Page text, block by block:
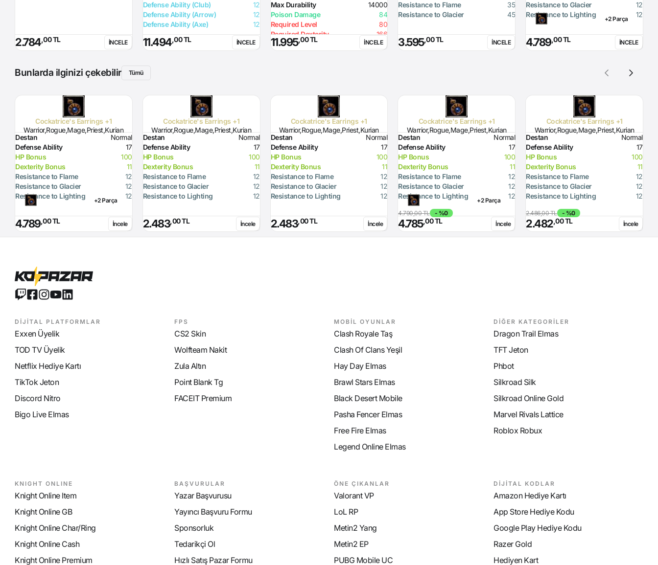
2.784,00 TL İNCELE
Defense Ability (Club)
12
Defense Ability (Arrow)
12
Defense Ability (Axe)
12
11.494,00 TL İNCELE
Max Durability
14000
Poison Damage
84
Required Level
80
Required Dexterity
166
11.995,00 TL İNCELE
Resistance to Flame
35
Resistance to Glacier
45
3.595,00 TL İNCELE
Resistance to Glacier
12
Resistance to Lighting
12
+2 Parça
4.789,00 TL İNCELE
Bunlarda ilginizi çekebilir Tümü
Cockatrice's Earrings +1
Warrior,Rogue,Mage,Priest,Kurian
Destan
Normal
Defense Ability
17
HP Bonus
100
Dexterity Bonus
11
Resistance to Flame
12
Resistance to Glacier
12
Resistance to Lighting
12
+2 Parça
4.789,00 TL İncele
Cockatrice's Earrings +1
Warrior,Rogue,Mage,Priest,Kurian
Destan
Normal
Defense Ability
17
HP Bonus
100
Dexterity Bonus
11
Resistance to Flame
12
Resistance to Glacier
12
Resistance to Lighting
12
2.483,00 TL İncele
Cockatrice's Earrings +1
Warrior,Rogue,Mage,Priest,Kurian
Destan
Normal
Defense Ability
17
HP Bonus
100
Dexterity Bonus
11
Resistance to Flame
12
Resistance to Glacier
12
Resistance to Lighting
12
2.483,00 TL İncele
Cockatrice's Earrings +1
Warrior,Rogue,Mage,Priest,Kurian
Destan
Normal
Defense Ability
17
HP Bonus
100
Dexterity Bonus
11
Resistance to Flame
12
Resistance to Glacier
12
Resistance to Lighting
12
+2 Parça
4.790,00 TL
- %0
4.785,00 TL İncele
Cockatrice's Earrings +1
Warrior,Rogue,Mage,Priest,Kurian
Destan
Normal
Defense Ability
17
HP Bonus
100
Dexterity Bonus
11
Resistance to Flame
12
Resistance to Glacier
12
Resistance to Lighting
12
2.486,00 TL - %0
2.482,00 TL İncele
DİJİTAL PLATFORMLAR
Exxen Üyelik
TOD TV Üyelik
Netflix Hediye Kartı
TikTok Jeton
Discord Nitro
Bigo Live Elmas
FPS
CS2 Skin
Wolfteam Nakit
Zula Altın
Point Blank Tg
FACEIT Premium
MOBİL OYUNLAR
Clash Royale Taş
Clash Of Clans Yeşil
Hay Day Elmas
Brawl Stars Elmas
Black Desert Mobile
Pasha Fencer Elmas
Free Fire Elmas
Legend Online Elmas
DİĞER KATEGORİLER
Dragon Trail Elmas
TFT Jeton
Phbot
Silkroad Silk
Silkroad Online Gold
Marvel Rivals Lattice
Roblox Robux
KNIGHT ONLINE
Knight Online Item
Knight Online GB
Knight Online Char/Ring
Knight Online Cash
Knight Online Premium
BAŞVURULAR
Yazar Başvurusu
Yayıncı Başvuru Formu
Sponsorluk
Tedarikçi Ol
Hızlı Satış Pazar Formu
ÖNE ÇIKANLAR
Valorant VP
LoL RP
Metin2 Yang
Metin2 EP
PUBG Mobile UC
DİJİTAL KODLAR
Amazon Hediye Kartı
App Store Hediye Kodu
Google Play Hediye Kodu
Razer Gold
Hediyen Kart